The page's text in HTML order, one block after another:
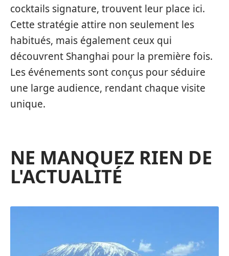
cocktails signature, trouvent leur place ici.
Cette stratégie attire non seulement les
habitués, mais également ceux qui
découvrent Shanghai pour la première fois.
Les événements sont conçus pour séduire
une large audience, rendant chaque visite
unique.
NE MANQUEZ RIEN DE
L'ACTUALITÉ